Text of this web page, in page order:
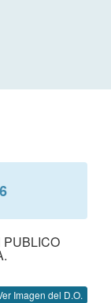
PUBLICO
Imagen del D.O.